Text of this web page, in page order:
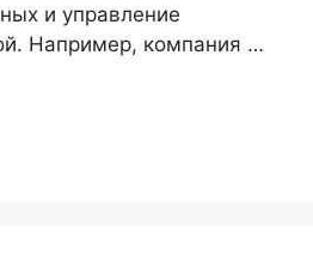
и управление
Например, компания …